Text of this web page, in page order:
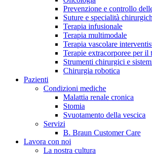
Campione stomia o cateteri
Richiedi gratuitamente un campione al
Trova la tua opportunità di lavoro!
Scopri le opportunità di carriera del
Prevenzione e controllo
Suture e specialità
Terapia infusionale
Terapia multimodale
Terapia vascolare
Terapie extracorporee per il
Strumenti chirurgici e
Chirurgia robotica
Pazienti
Condizioni mediche
Malattia renale cronica
Stomia
Svuotamento della vescica
Servizi
B. Braun Customer Care
Lavora con noi
La nostra cultura